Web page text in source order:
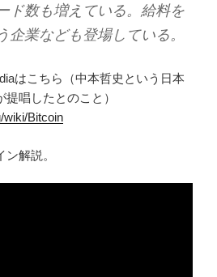
ド数も増えている。給料を
企業なども登場している。
はこちら（中本哲史という日本
唱したとのこと）
wiki/Bitcoin
解説。